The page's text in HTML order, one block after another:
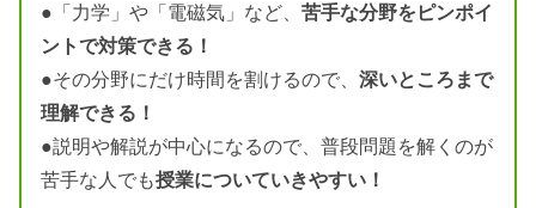
●「力学」や「電磁気」など、 苦手な分野をピンポイ
ントで対策できる！
●その分野にだけ時間を割けるので、 深いところまで
理解できる！
●説明や解説が中心になるので、普段問題を解くのが
苦手な人でも授業についていきやすい！